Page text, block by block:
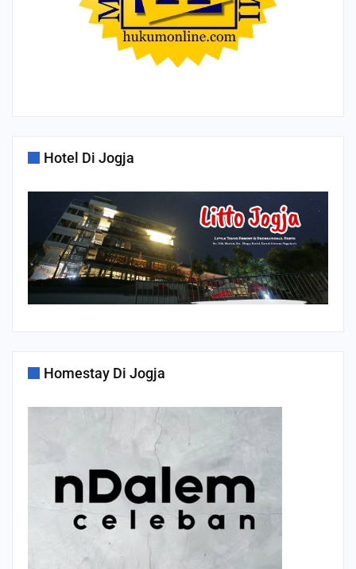
Hotel Di Jogja
Homestay Di Jogja